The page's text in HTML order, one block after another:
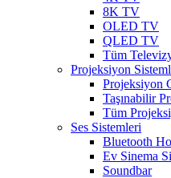
8K TV
OLED TV
QLED TV
Tüm
Projeksiyon
Projeksiyon
Taşınabilir
Tüm
Ses Sistemleri
Bluetooth
Ev Sinema
Soundbar